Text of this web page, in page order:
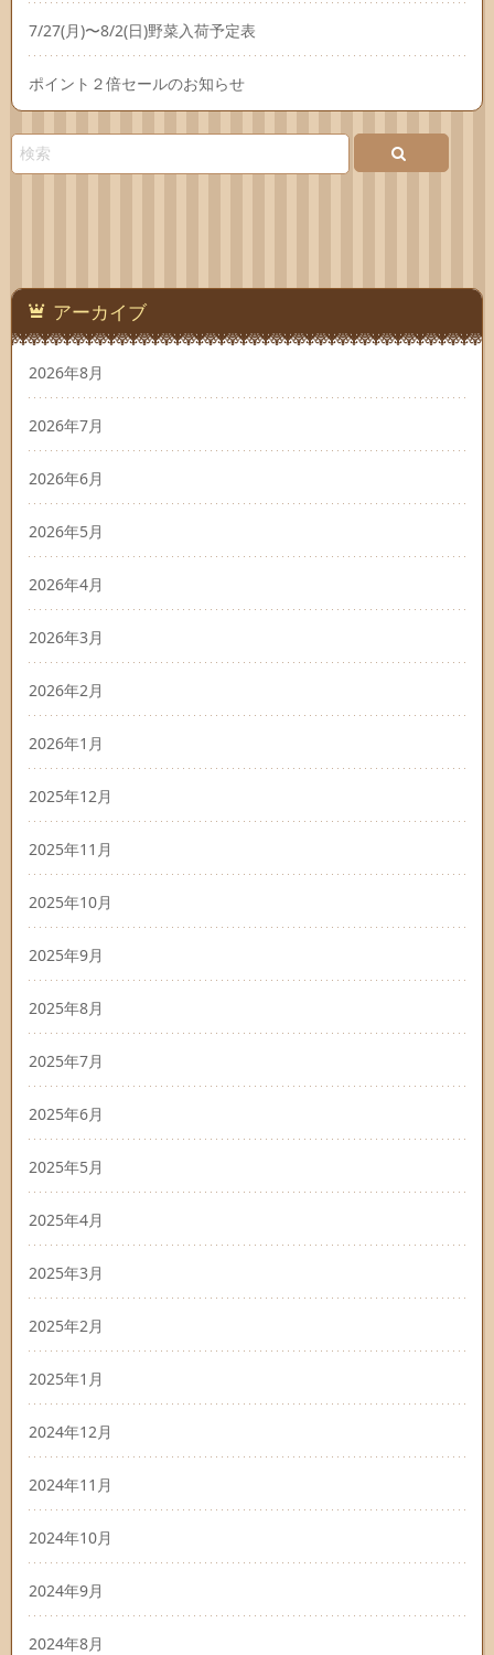
7/27(月)〜8/2(日)野菜入荷予定表
ポイント２倍セールのお知らせ
アーカイブ
2026年8月
2026年7月
2026年6月
2026年5月
2026年4月
2026年3月
2026年2月
2026年1月
2025年12月
2025年11月
2025年10月
2025年9月
2025年8月
2025年7月
2025年6月
2025年5月
2025年4月
2025年3月
2025年2月
2025年1月
2024年12月
2024年11月
2024年10月
2024年9月
2024年8月